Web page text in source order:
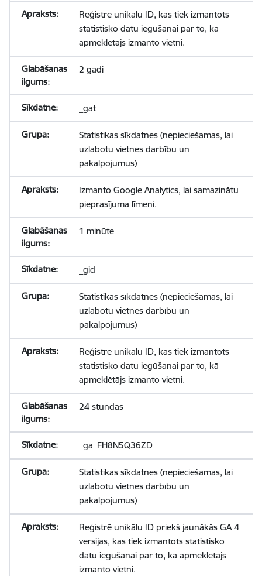
Reģistrē unikālu ID, kas tiek izmantots
statistisko datu iegūšanai par to, kā
apmeklētājs izmanto vietni.
2 gadi
_gat
Statistikas sīkdatnes (nepieciešamas, lai
uzlabotu vietnes darbību un
pakalpojumus)
Izmanto Google Analytics, lai samazinātu
pieprasījuma līmeni.
1 minūte
_gid
Statistikas sīkdatnes (nepieciešamas, lai
uzlabotu vietnes darbību un
pakalpojumus)
Reģistrē unikālu ID, kas tiek izmantots
statistisko datu iegūšanai par to, kā
apmeklētājs izmanto vietni.
24 stundas
_ga_FH8N5Q36ZD
Statistikas sīkdatnes (nepieciešamas, lai
uzlabotu vietnes darbību un
pakalpojumus)
Reģistrē unikālu ID priekš jaunākās GA 4
versijas, kas tiek izmantots statistisko
datu iegūšanai par to, kā apmeklētājs
izmanto vietni.